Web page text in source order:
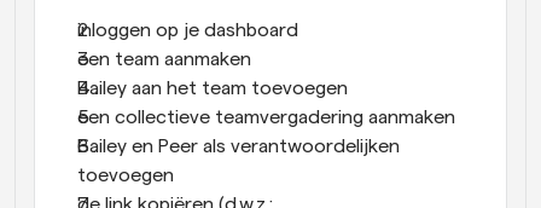
inloggen op je dashboard
een team aanmaken
Bailey aan het team toevoegen
een collectieve teamvergadering aanmaken
Bailey en Peer als verantwoordelijken
toevoegen